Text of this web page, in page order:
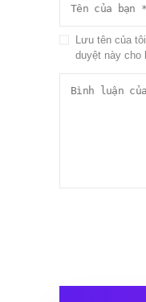
Lưu tên của
duyệt này cho